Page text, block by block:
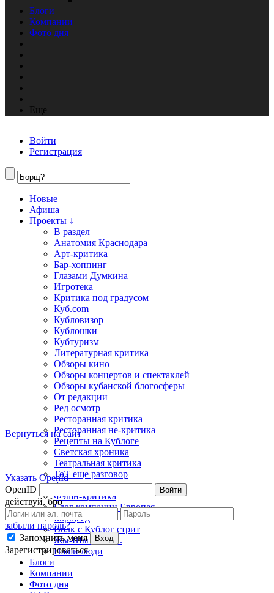
Вернуться на сайт
Указать OpenId
OpenID
Войти
действуй, бро
забыли пароль?
Запомнить меня
Вход
Зарегистрироваться
Блоги
Компании
Фото дня
Еще
Войти
Регистрация
Новые
Афиша
Проекты ↓
В раздел
Анатомия Краснодара
Арт-критика
Бар-хоппинг
Глазами Думкина
Игротека
Критика под градусом
Куб.com
Кубловизор
Кублошки
Кубтуризм
Литературная критика
Обзоры кино
Обзоры концертов и спектаклей
Обзоры кубанской блогосферы
От редакции
Ред осмотр
Ресторанная критика
Ресторанная не-критика
Рецепты на Кублоге
Светская хроника
Театральная критика
ТоТ еще разговор
Фото недели
Фэшн-критика
Блог компании Европея
Борщеед
Волк с Кублог стрит
Жы-Шы пиши...
Наши люди
Блоги
Компании
Фото дня